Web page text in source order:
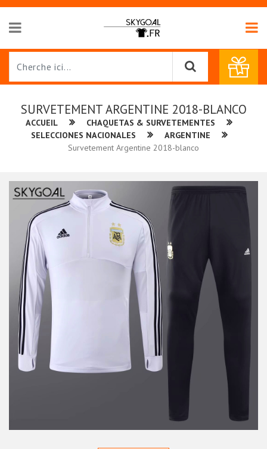
SURVETEMENT ARGENTINE 2018-BLANCO
ACCUEIL
CHAQUETAS & SURVETEMENTES
SELECCIONES NACIONALES
ARGENTINE
Survetement Argentine 2018-blanco